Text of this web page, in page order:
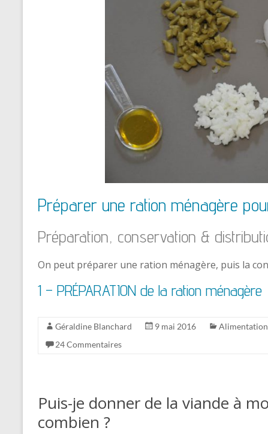
Préparer une ration ménagère
Préparation, conservation &
On peut préparer une ration ménagère, puis la
1 – PRÉPARATION de la ration ménagère
Géraldine Blanchard 9 mai 2016
24 Commentaires
Puis-je donner de la viande à
combien ?